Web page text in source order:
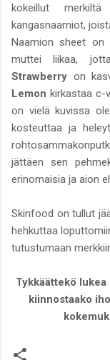
kokeillut
kangasnaamiot,
Naamion sheet on
muttei liikaa,
Strawberry on
Lemonkirkastaa c-
on vielä kuvissa
kosteuttaa ja
jättäen sen
erinomaisia ja aion
Skinfood on tullut
hehkuttaa
tutustumaan
Tykkäättekö
kiinnostaako